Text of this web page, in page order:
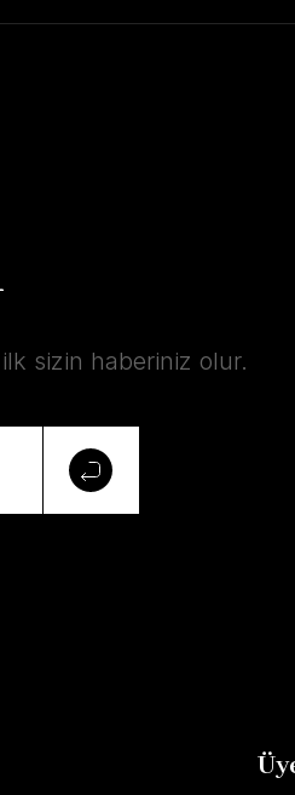
sizin haberiniz olur.